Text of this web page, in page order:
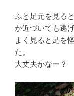
ふと足元を見る
か近づいても逃
よく見ると足を
た。
大丈夫かなー？